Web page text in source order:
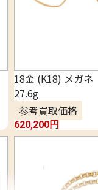
18金 (K18) メガネ
27.6g
参考買取価格
620,200円